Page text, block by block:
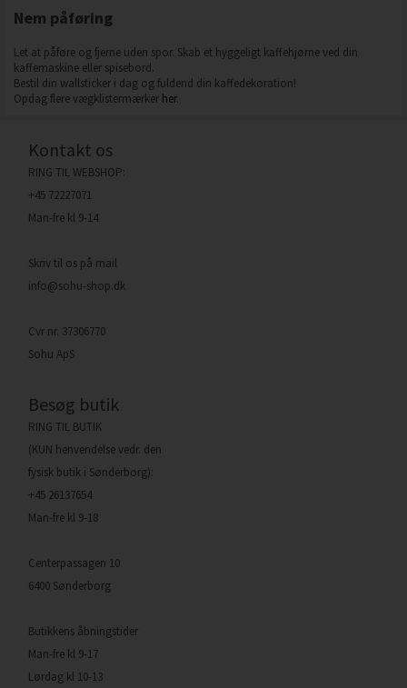
Nem påføring
Let at påføre og fjerne uden spor. Skab et hyggeligt kaffehjørne ved din
kaffemaskine eller spisebord.
Bestil din wallsticker i dag og fuldend din kaffedekoration!
Opdag flere vægklistermærker her.
Kontakt os
RING TIL WEBSHOP:
+45 72227071
Man-fre kl 9-14
Skriv til os på mail
info@sohu-shop.dk
Cvr nr. 37306770
Sohu ApS
Besøg butik
RING TIL BUTIK
(KUN henvendelse vedr. den
fysisk butik i Sønderborg):
+45 26137654
Man-fre kl 9-18
Centerpassagen 10
6400 Sønderborg
Butikkens åbningstider
Man-fre kl 9-17
Lørdag kl 10-13